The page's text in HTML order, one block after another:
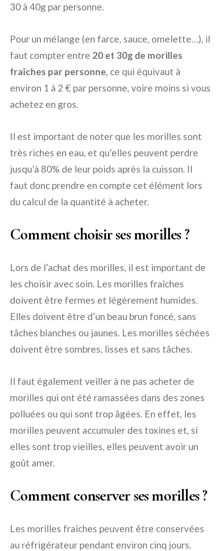
30 à 40g par personne.
Pour un mélange (en farce, sauce, omelette…), il
faut compter entre 20 et 30g de morilles
fraîches par personne, ce qui équivaut à
environ 1 à 2 € par personne, voire moins si vous
achetez en gros.
Il est important de noter que les morilles sont
très riches en eau, et qu’elles peuvent perdre
jusqu’à 80% de leur poids après la cuisson. Il
faut donc prendre en compte cet élément lors
du calcul de la quantité à acheter.
Comment choisir ses morilles ?
Lors de l’achat des morilles, il est important de
les choisir avec soin. Les morilles fraîches
doivent être fermes et légèrement humides.
Elles doivent être d’un beau brun foncé, sans
tâches blanches ou jaunes. Les morilles séchées
doivent être sombres, lisses et sans tâches.
Il faut également veiller à ne pas acheter de
morilles qui ont été ramassées dans des zones
polluées ou qui sont trop âgées. En effet, les
morilles peuvent accumuler des toxines et, si
elles sont trop vieilles, elles peuvent avoir un
goût amer.
Comment conserver ses morilles ?
Les morilles fraîches peuvent être conservées
au réfrigérateur pendant environ cinq jours.